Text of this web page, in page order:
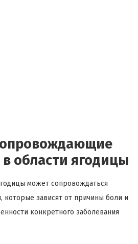
области ягодицы
может сопровождаться
которые зависят от причины боли и
конкретного заболевания